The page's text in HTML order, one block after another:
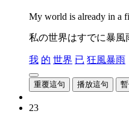
My world is already in a
私の世界はすでに暴風
我 的 世界 已 狂風暴雨
重覆這句 播放這句
23